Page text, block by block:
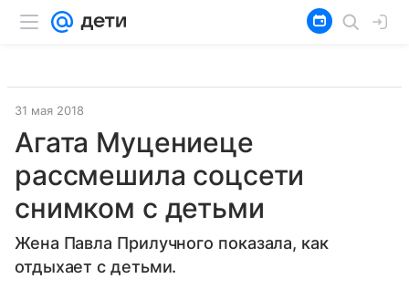
31 мая 2018
Агата Муцениеце
рассмешила соцсети
снимком с детьми
Жена Павла Прилучного показала, как
отдыхает с детьми.